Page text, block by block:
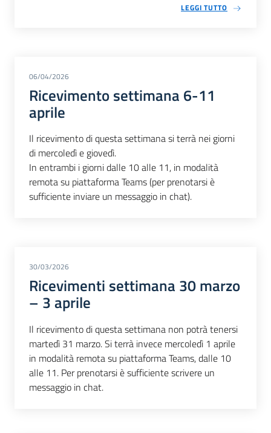
LEGGI TUTTO
06/04/2026
Ricevimento settimana 6-11
aprile
Il ricevimento di questa settimana si terrà nei giorni
di mercoledì e giovedì.
In entrambi i giorni dalle 10 alle 11, in modalità
remota su piattaforma Teams (per prenotarsi è
sufficiente inviare un messaggio in chat).
30/03/2026
Ricevimenti settimana 30 marzo
– 3 aprile
Il ricevimento di questa settimana non potrà tenersi
martedì 31 marzo. Si terrà invece mercoledì 1 aprile
in modalità remota su piattaforma Teams, dalle 10
alle 11. Per prenotarsi è sufficiente scrivere un
messaggio in chat.